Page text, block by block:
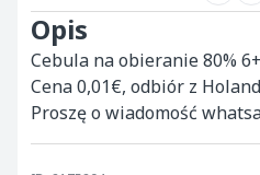
Opis
Cebula na obieranie 80% 6+
Cena 0,01€, odbiór z
Proszę o wiadomość